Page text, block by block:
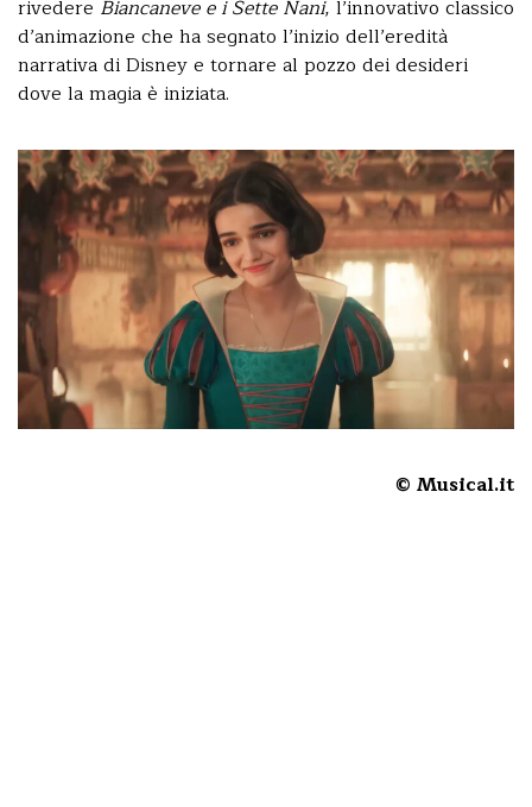
rivedere Biancaneve e i Sette Nani, l’innovativo classico
d’animazione che ha segnato l’inizio dell’eredità
narrativa di Disney e tornare al pozzo dei desideri
dove la magia è iniziata.
© Musical.it